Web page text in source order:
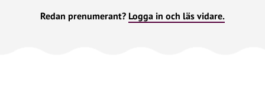
Redan prenumerant? Logga in och läs vidare.